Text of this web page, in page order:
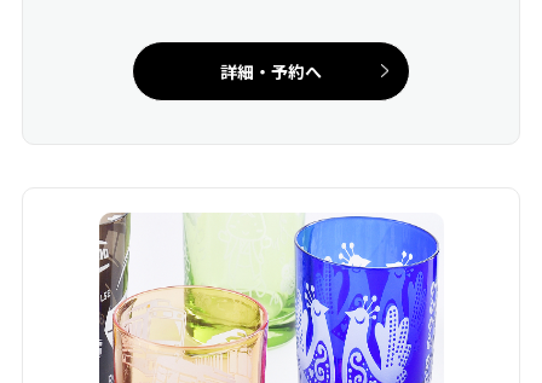
詳細・予約へ